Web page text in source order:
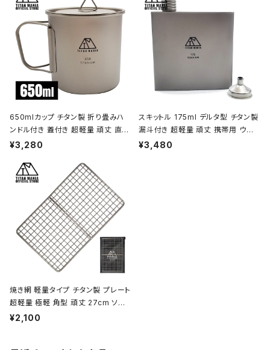
付き
ャンプ用品 収納袋付き
650mlカップ チタン製 折り畳みハ
ンドル付き 蓋付き 超軽量 頑丈 直火
OK シングルマグカップ クッカー ソ
トドア キャンプ用品 収納袋付き
¥3,280
スキットル 175ml デルタ型 チタン製
漏斗付き 超軽量 頑丈 携帯用 ウイ
スキー ボトル ヒップフラスコ 水筒 ソ
¥3,480
焼き網 軽量タイプ チタン製 プレート
超軽量 極軽 角型 頑丈 27cm ソロ
キャンプ BBQ バーベキュー アウト
¥2,100